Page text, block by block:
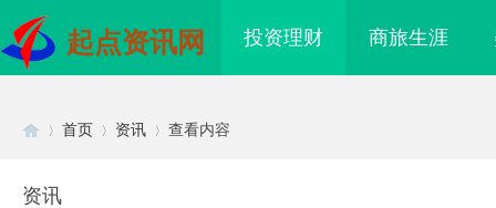
起点资讯网 投资理财 商旅生涯
首页 资讯 查看内容
资讯